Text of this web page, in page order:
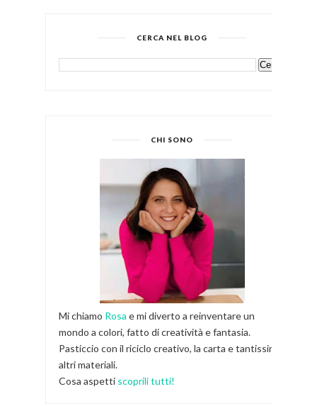
CERCA NEL BLOG
CHI SONO
Mi chiamo Rosa e mi diverto a reinventare un
mondo a colori, fatto di creatività e fantasia.
Pasticcio con il riciclo creativo, la carta e tantissimi
altri materiali.
Cosa aspetti scoprili tutti!